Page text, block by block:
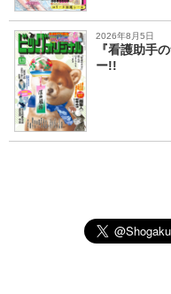
2026年8月5日
『看護助手
ー!!